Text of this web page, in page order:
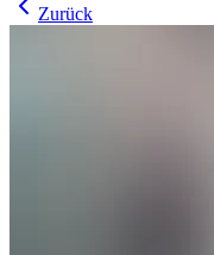
Zurück